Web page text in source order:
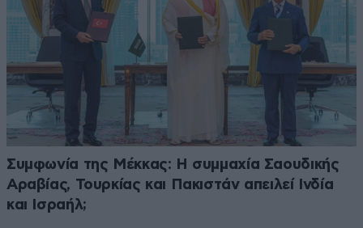
Συμφωνία της Μέκκας: Η συμμαχία Σαουδικής
Αραβίας, Τουρκίας και Πακιστάν απειλεί Ινδία
και Ισραήλ;